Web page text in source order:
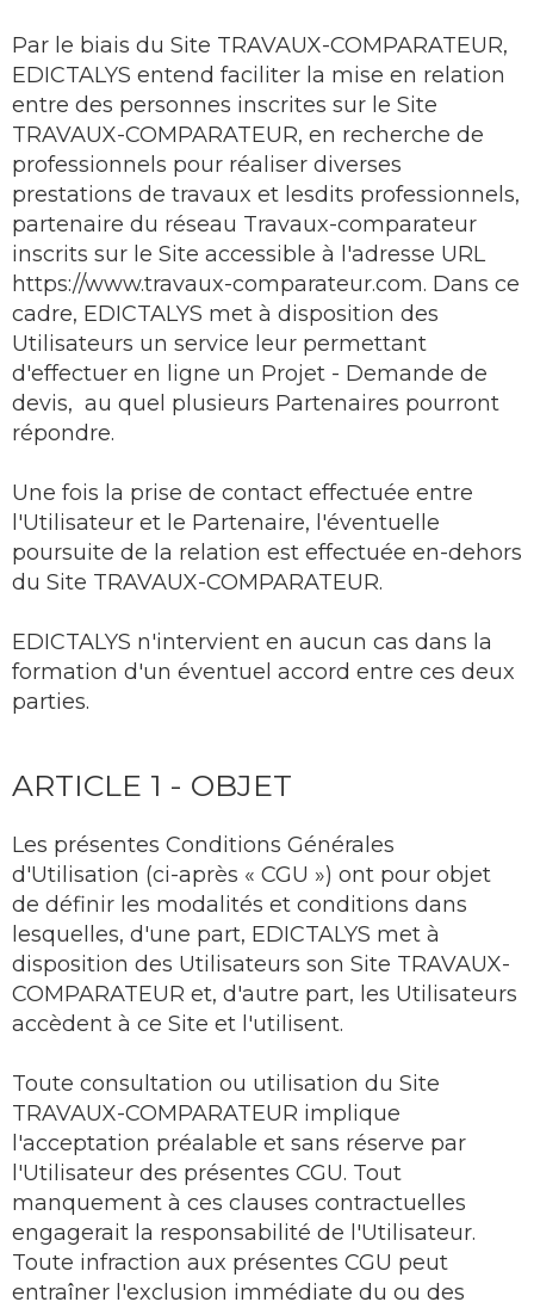
Par le biais du Site TRAVAUX-COMPARATEUR,
EDICTALYS entend faciliter la mise en relation
entre des personnes inscrites sur le Site
TRAVAUX-COMPARATEUR, en recherche de
professionnels pour réaliser diverses
prestations de travaux et lesdits professionnels,
partenaire du réseau Travaux-comparateur
inscrits sur le Site accessible à l'adresse URL
https://www.travaux-comparateur.com. Dans ce
cadre, EDICTALYS met à disposition des
Utilisateurs un service leur permettant
d'effectuer en ligne un Projet - Demande de
devis, au quel plusieurs Partenaires pourront
répondre.
Une fois la prise de contact effectuée entre
l'Utilisateur et le Partenaire, l'éventuelle
poursuite de la relation est effectuée en-dehors
du Site TRAVAUX-COMPARATEUR.
EDICTALYS n'intervient en aucun cas dans la
formation d'un éventuel accord entre ces deux
parties.
ARTICLE 1 - OBJET
Les présentes Conditions Générales
d'Utilisation (ci-après « CGU ») ont pour objet
de définir les modalités et conditions dans
lesquelles, d'une part, EDICTALYS met à
disposition des Utilisateurs son Site TRAVAUX-
COMPARATEUR et, d'autre part, les Utilisateurs
accèdent à ce Site et l'utilisent.
Toute consultation ou utilisation du Site
TRAVAUX-COMPARATEUR implique
l'acceptation préalable et sans réserve par
l'Utilisateur des présentes CGU. Tout
manquement à ces clauses contractuelles
engagerait la responsabilité de l'Utilisateur.
Toute infraction aux présentes CGU peut
entraîner l'exclusion immédiate du ou des